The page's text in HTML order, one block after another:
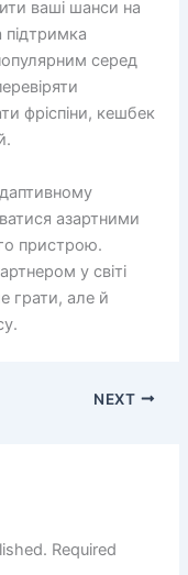
ваші шанси на
підтримка
серед
фріспіни, кешбек
азартними
пристрою.
у світі
грати, але й
NEXT
Required